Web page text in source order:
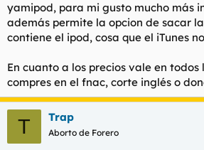
yamipod, para mi gusto mucho más
además permite la opcion de sacar
contiene el ipod, cosa que el iTunes
En cuanto a los precios vale en todos
compres en el fnac, corte inglés o
T Trap
Aborto de Forero